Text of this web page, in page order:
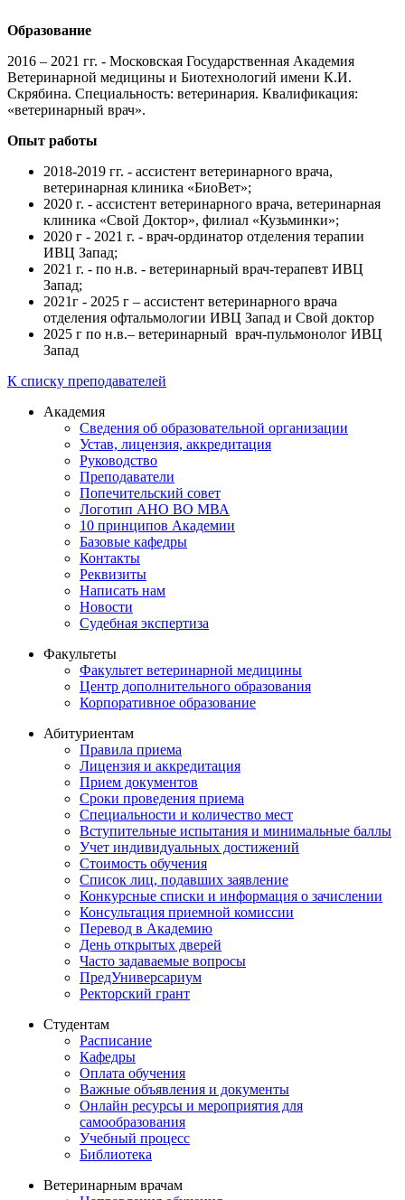
Образование
2016 – 2021 гг. - Московская Государственная Академия
Ветеринарной медицины и Биотехнологий имени К.И.
Скрябина. Специальность: ветеринария. Квалификация:
«ветеринарный врач».
Опыт работы
2018-2019 гг. - ассистент ветеринарного врача,
ветеринарная клиника «БиоВет»;
2020 г. - ассистент ветеринарного врача, ветеринарная
клиника «Свой Доктор», филиал «Кузьминки»;
2020 г - 2021 г. - врач-ординатор отделения терапии
ИВЦ Запад;
2021 г. - по н.в. - ветеринарный врач-терапевт ИВЦ
Запад;
2021г - 2025 г – ассистент ветеринарного врача
отделения офтальмологии ИВЦ Запад и Свой доктор
2025 г по н.в.– ветеринарный врач-пульмонолог ИВЦ
Запад
К списку преподавателей
Академия
Сведения об образовательной организации
Устав, лицензия, аккредитация
Руководство
Преподаватели
Попечительский совет
Логотип АНО ВО МВА
10 принципов Академии
Базовые кафедры
Контакты
Реквизиты
Написать нам
Новости
Судебная экспертиза
Факультеты
Факультет ветеринарной медицины
Центр дополнительного образования
Корпоративное образование
Абитуриентам
Правила приема
Лицензия и аккредитация
Прием документов
Сроки проведения приема
Специальности и количество мест
Вступительные испытания и минимальные баллы
Учет индивидуальных достижений
Стоимость обучения
Список лиц, подавших заявление
Конкурсные списки и информация о зачислении
Консультация приемной комиссии
Перевод в Академию
День открытых дверей
Часто задаваемые вопросы
ПредУниверсариум
Ректорский грант
Студентам
Расписание
Кафедры
Оплата обучения
Важные объявления и документы
Онлайн ресурсы и мероприятия для
самообразования
Учебный процесс
Библиотека
Ветеринарным врачам